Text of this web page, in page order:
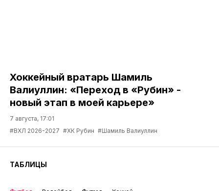
Хоккейный вратарь Шамиль
Валиуллин: «Переход в «Рубин» -
новый этап в моей карьере»
7 августа, 17:01
#ВХЛ 2026-2027 #ХК Рубин #Шамиль Валиуллин
ТАБЛИЦЫ